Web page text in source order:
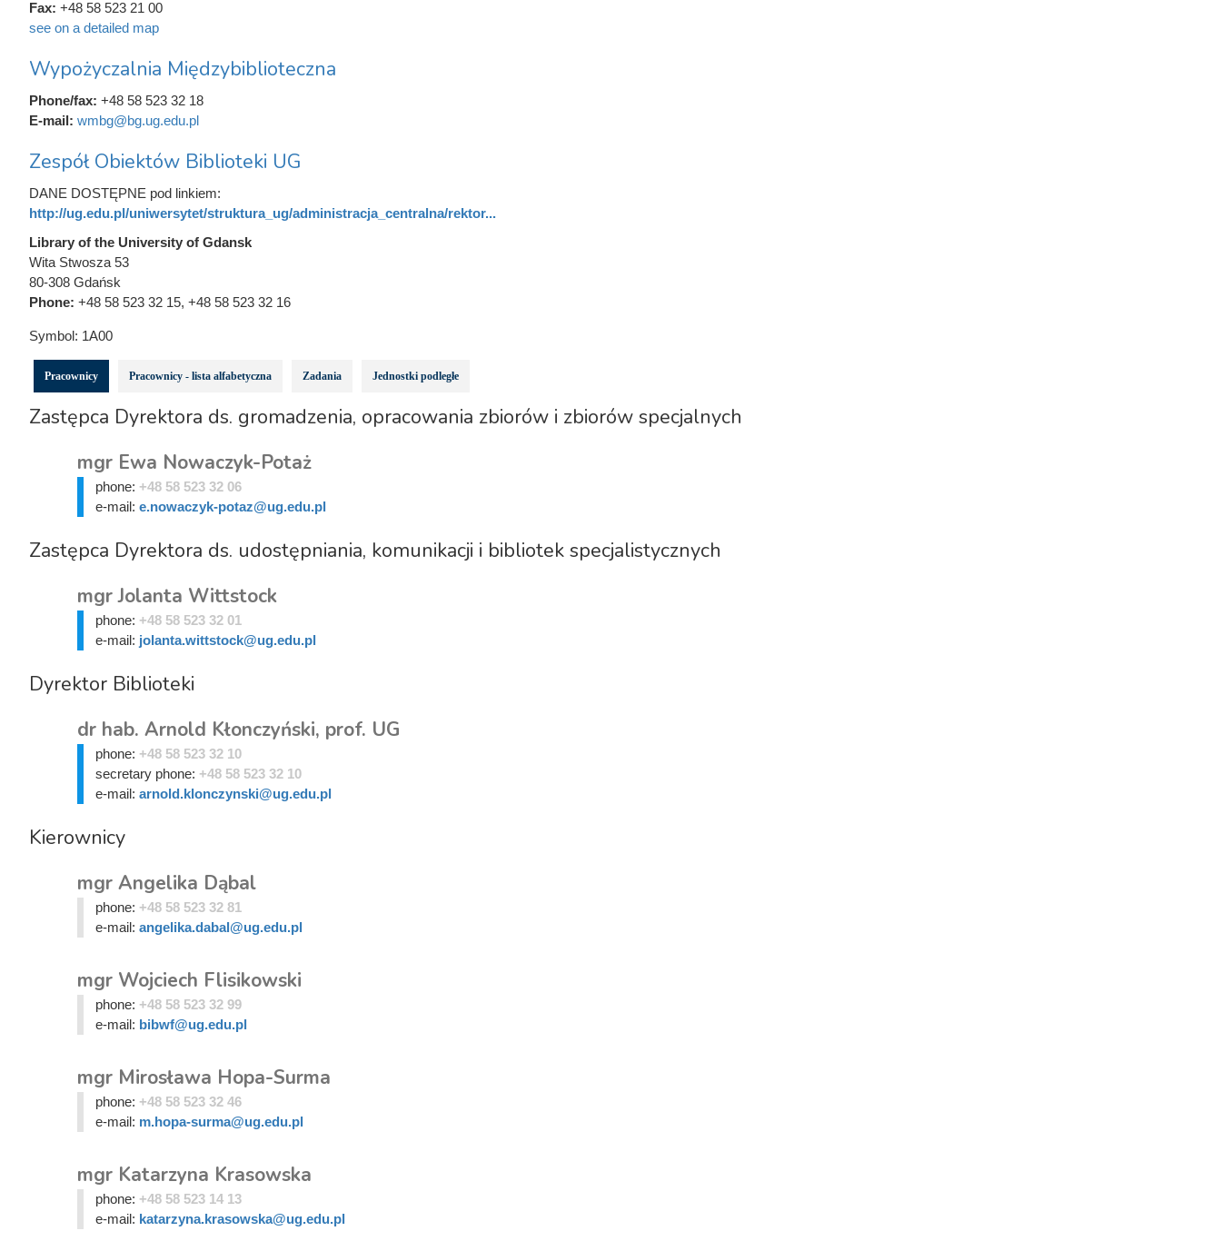
Fax: +48 58 523 21 00
see on a detailed map
Wypożyczalnia Międzybiblioteczna
Phone/fax: +48 58 523 32 18
E-mail: wmbg@bg.ug.edu.pl
Zespół Obiektów Biblioteki UG
DANE DOSTĘPNE pod linkiem:
http://ug.edu.pl/uniwersytet/struktura_ug/administracja_centralna/rektor...
Library of the University of Gdansk
Wita Stwosza 53
80-308 Gdańsk
Phone: +48 58 523 32 15, +48 58 523 32 16
Symbol: 1A00
Pracownicy Pracownicy - lista alfabetyczna Zadania Jednostki podległe
Zastępca Dyrektora ds. gromadzenia, opracowania zbiorów i zbiorów specjalnych
mgr Ewa Nowaczyk-Potaż
phone: +48 58 523 32 06
e-mail: e.nowaczyk-potaz@ug.edu.pl
Zastępca Dyrektora ds. udostępniania, komunikacji i bibliotek specjalistycznych
mgr Jolanta Wittstock
phone: +48 58 523 32 01
e-mail: jolanta.wittstock@ug.edu.pl
Dyrektor Biblioteki
dr hab. Arnold Kłonczyński, prof. UG
phone: +48 58 523 32 10
secretary phone: +48 58 523 32 10
e-mail: arnold.klonczynski@ug.edu.pl
Kierownicy
mgr Angelika Dąbal
phone: +48 58 523 32 81
e-mail: angelika.dabal@ug.edu.pl
mgr Wojciech Flisikowski
phone: +48 58 523 32 99
e-mail: bibwf@ug.edu.pl
mgr Mirosława Hopa-Surma
phone: +48 58 523 32 46
e-mail: m.hopa-surma@ug.edu.pl
mgr Katarzyna Krasowska
phone: +48 58 523 14 13
e-mail: katarzyna.krasowska@ug.edu.pl